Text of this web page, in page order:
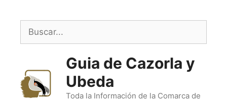
contenido
Buscar:
Guia de Cazorla y
Ubeda
Toda la Información de la Comarca de